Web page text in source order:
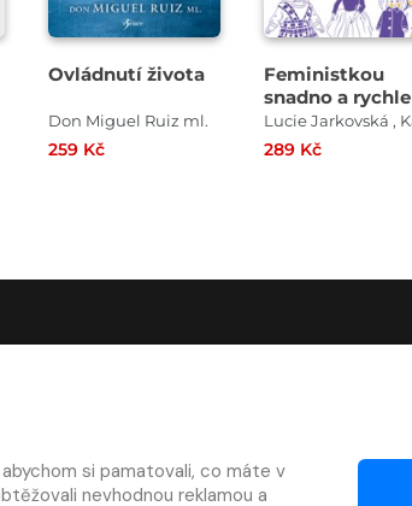
Ovládnutí života
Don Miguel Ruiz ml.
259 Kč
Feministkou
snadno a rychle
289 Kč
Kontakty
Články
si pamatovali, co máte v
nevhodnou reklamou a